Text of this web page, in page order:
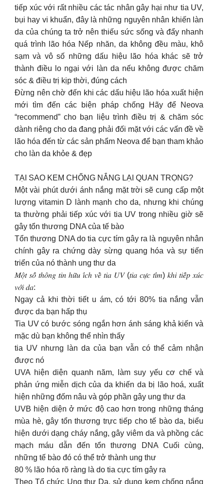
tiếp xúc với rất nhiều các tác nhân gây hại như tia UV,
bụi hay vi khuẩn, đây là những nguyên nhân khiến làn
da của chúng ta trở nên thiếu sức sống và đẩy nhanh
quá trình lão hóa Nếp nhăn, da không đều màu, khô
sạm và vô số những dấu hiệu lão hóa khác sẽ trở
thành điều lo ngại với làn da nếu không được chăm
sóc & điều trị kịp thời, đúng cách
Đừng nên chờ đến khi các dấu hiệu lão hóa xuất hiện
mới tìm đến các biện pháp chống Hãy để Neova
“recommend” cho bạn liệu trình điều trị & chăm sóc
dành riêng cho da đang phải đối mặt với các vấn đề về
lão hóa đến từ các sản phẩm Neova để bạn tham khảo
cho làn da khỏe & đẹp
TẠI SAO KEM CHỐNG NẮNG LẠI QUAN TRỌNG?
Một vài phút dưới ánh nắng mặt trời sẽ cung cấp một
lượng vitamin D lành mạnh cho da, nhưng khi chúng
ta thường phải tiếp xúc với tia UV trong nhiều giờ sẽ
gây tổn thương DNA của tế bào
Tổn thương DNA do tia cực tím gây ra là nguyên nhân
chính gây ra chứng dày sừng quang hóa và sự tiến
triển của nó thành ung thư da
𝑀𝑜̣̂𝑡 𝑠𝑜̂́ 𝑡ℎ𝑜̂𝑛𝑔 𝑡𝑖𝑛 ℎ𝑢̛̃𝑢 𝑖́𝑐ℎ 𝑣𝑒̂̀ 𝑡𝑖𝑎 𝑈𝑉 (𝑡𝑖𝑎 𝑐𝑢̛̣𝑐 𝑡𝑖́𝑚) 𝑘ℎ𝑖 𝑡𝑖𝑒̂́𝑝 𝑥𝑢́𝑐
𝑣𝑜̛́𝑖 𝑑𝑎:
Ngay cả khi thời tiết u ám, có tới 80% tia nắng vẫn
được da bạn hấp thụ
Tia UV có bước sóng ngắn hơn ánh sáng khả kiến và
mặc dù bạn không thể nhìn thấy
tia UV nhưng làn da của bạn vẫn có thể cảm nhận
được nó
UVA hiện diện quanh năm, làm suy yếu cơ chế và
phản ứng miễn dịch của da khiến da bị lão hoá, xuất
hiện những đốm nâu và góp phần gây ung thư da
UVB hiện diện ở mức độ cao hơn trong những tháng
mùa hè, gây tổn thương trực tiếp cho tế bào da, biểu
hiện dưới dạng cháy nắng, gây viêm da và phồng các
mạch máu dẫn đến tổn thương DNA Cuối cùng,
những tế bào đó có thể trở thành ung thư
80 % lão hóa rõ ràng là do tia cực tím gây ra
Theo Tổ chức Ung thư Da, sử dụng kem chống nắng